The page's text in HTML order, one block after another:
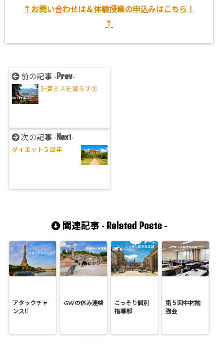
↑お問い合わせは＆体験授業の申込みはこちら！
↑
前の記事 -Prev-
計算ミスを減らす③
次の記事 -Next-
ダイエット５周年
関連記事 - Related Posts-
アタックチャ
ンス‼
GWの休み連絡
こっそり個別
指導部
第５回中村勉
強会